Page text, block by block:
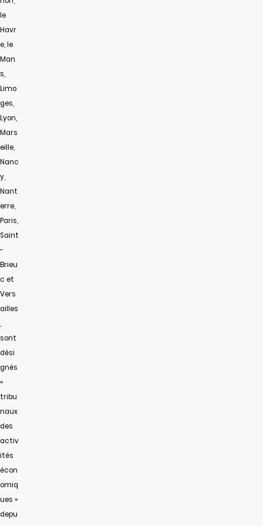
le
Havr
e, le
Man
s,
Limo
ges,
Lyon,
Mars
eille,
Nanc
y,
Nant
erre,
Paris,
Saint
-
Brieu
c et
Vers
ailles
sont
dési
gnés
«
tribu
naux
des
activ
ités
écon
omiq
ues »
depu